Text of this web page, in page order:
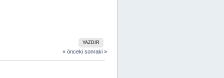
YAZDIR
« önceki sonraki »